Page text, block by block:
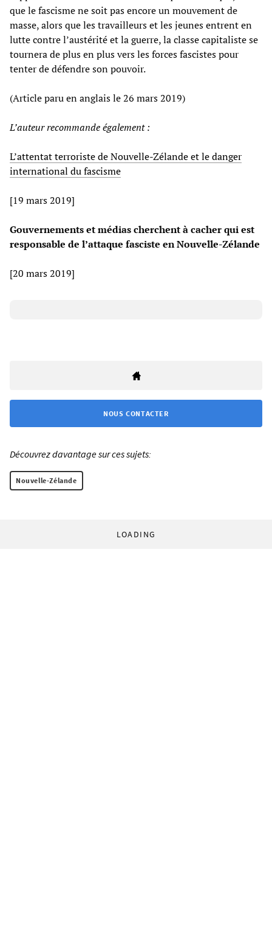
que le fascisme ne soit pas encore un mouvement de
masse, alors que les travailleurs et les jeunes entrent en
lutte contre l’austérité et la guerre, la classe capitaliste se
tournera de plus en plus vers les forces fascistes pour
tenter de défendre son pouvoir.
(Article paru en anglais le 26 mars 2019)
L’auteur recommande également :
L’attentat terroriste de Nouvelle-Zélande et le danger
international du fascisme
[19 mars 2019]
Gouvernements et médias cherchent à cacher qui est
responsable de l’attaque fasciste en Nouvelle-Zélande
[20 mars 2019]
NOUS CONTACTER
Découvrez davantage sur ces sujets:
Nouvelle-Zélande
LOADING